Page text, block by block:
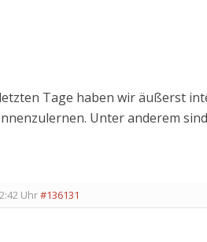
Tage haben wir äußerst
Unter anderem
Uhr#136131